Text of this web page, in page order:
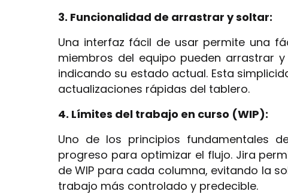
3. Funcionalidad de arrastrar y soltar:
Una interfaz fácil de usar permite una
miembros del equipo pueden arrastrar
indicando su estado actual. Esta
actualizaciones rápidas del tablero.
4. Límites del trabajo en curso (WIP):
Uno de los principios fundamentales
progreso para optimizar el flujo. Jira
de WIP para cada columna, evitando la
trabajo más controlado y predecible.